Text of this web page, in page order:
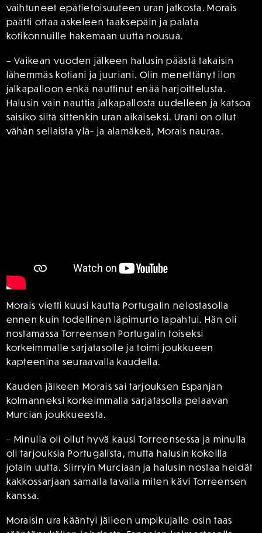
vaihtuneet epätietoisuuteen uran jatkosta. Morais
päätti ottaa askeleen taaksepäin ja palata
kotikonnuille hakemaan uutta nousua.
– Vaikean vuoden jälkeen halusin päästä takaisin
lähemmäs kotiani ja juuriani. Olin menettänyt ilon
jalkapalloon enkä nauttinut enää harjoittelusta.
Halusin vain nauttia jalkapallosta uudelleen ja katsoa
saisiko siitä sittenkin uran aikaiseksi. Urani on ollut
vähän sellaista ylä- ja alamäkeä, Morais nauraa.
Morais vietti kuusi kautta Portugalin nelostasolla
ennen kuin todellinen läpimurto tapahtui. Hän oli
nostamassa Torreensen Portugalin toiseksi
korkeimmalle sarjatasolle ja toimi joukkueen
kapteenina seuraavalla kaudella.
Kauden jälkeen Morais sai tarjouksen Espanjan
kolmanneksi korkeimmalla sarjatasolla pelaavan
Murcian joukkueesta.
– Minulla oli ollut hyvä kausi Torreensessa ja minulla
oli tarjouksia Portugalista, mutta halusin kokeilla
jotain uutta. Siirryin Murciaan ja halusin nostaa heidät
kakkossarjaan samalla tavalla miten kävi Torreensen
kanssa.
Moraisin ura kääntyi jälleen umpikujalle osin taas